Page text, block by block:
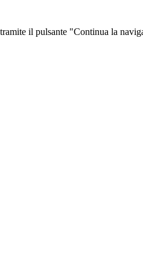
il pulsante "Continua la